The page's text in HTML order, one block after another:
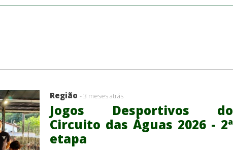
Região - 3 meses atrás
Jogos Desportivos do
Circuito das Águas 2026 - 2ª
etapa